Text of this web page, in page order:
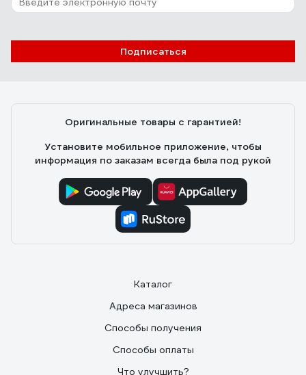
Подписаться
Оригинальные товары с гарантией!
Установите мобильное приложение, чтобы
информация по заказам всегда была под рукой
Каталог
Адреса магазинов
Способы получения
Способы оплаты
Что улучшить?